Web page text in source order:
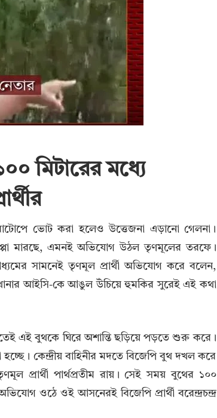
মিটারের মধ্যে
ভোট করা হলেও উত্তেজনা এড়ানো গেলনা।
মারছে, এমনই অভিযোগ উঠল তৃণমূলের তরফে।
সামনেই তৃণমূল প্রার্থী অভিযোগ করে বলেন,
থানার আইসি-কে আঙুল উঁচিয়ে হুমকির সুরেই এই কথা
এই বুথকে ঘিরে অশান্তি ছড়িয়ে পড়তে শুরু করে।
কেন্দ্রীয় বাহিনীর মদতে বিজেপি বুথ দখল করে
প্রার্থী পার্থপ্রতীম রায়। সেই সময় বুথের ১০০
ওঠে ওই আসনেরই বিজেপি প্রার্থী বরেন্দ্রচন্দ্র